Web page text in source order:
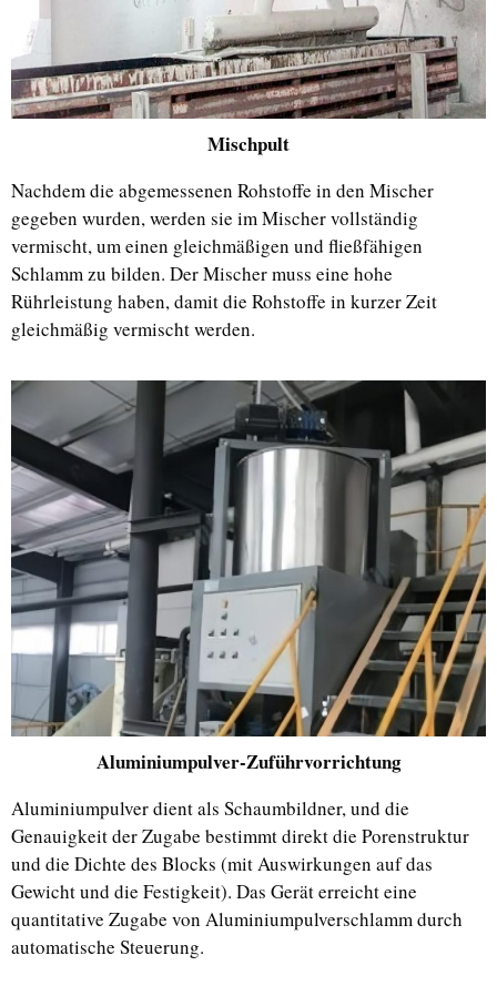
Mischpult
Nachdem die abgemessenen Rohstoffe in den Mischer
gegeben wurden, werden sie im Mischer vollständig
vermischt, um einen gleichmäßigen und fließfähigen
Schlamm zu bilden. Der Mischer muss eine hohe
Rührleistung haben, damit die Rohstoffe in kurzer Zeit
gleichmäßig vermischt werden.
Aluminiumpulver-Zuführvorrichtung
Aluminiumpulver dient als Schaumbildner, und die
Genauigkeit der Zugabe bestimmt direkt die Porenstruktur
und die Dichte des Blocks (mit Auswirkungen auf das
Gewicht und die Festigkeit). Das Gerät erreicht eine
quantitative Zugabe von Aluminiumpulverschlamm durch
automatische Steuerung.